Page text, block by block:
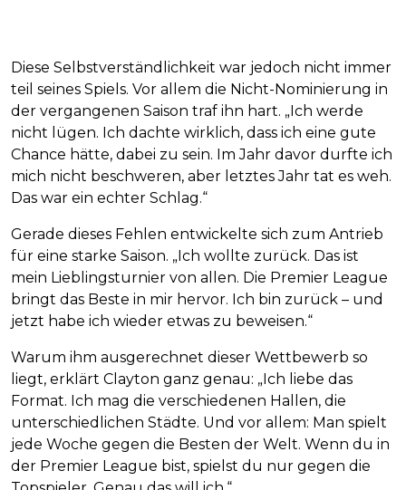
Diese Selbstverständlichkeit war jedoch nicht immer
teil seines Spiels. Vor allem die Nicht-Nominierung in
der vergangenen Saison traf ihn hart. „Ich werde
nicht lügen. Ich dachte wirklich, dass ich eine gute
Chance hätte, dabei zu sein. Im Jahr davor durfte ich
mich nicht beschweren, aber letztes Jahr tat es weh.
Das war ein echter Schlag.“
Gerade dieses Fehlen entwickelte sich zum Antrieb
für eine starke Saison. „Ich wollte zurück. Das ist
mein Lieblingsturnier von allen. Die Premier League
bringt das Beste in mir hervor. Ich bin zurück – und
jetzt habe ich wieder etwas zu beweisen.“
Warum ihm ausgerechnet dieser Wettbewerb so
liegt, erklärt Clayton ganz genau: „Ich liebe das
Format. Ich mag die verschiedenen Hallen, die
unterschiedlichen Städte. Und vor allem: Man spielt
jede Woche gegen die Besten der Welt. Wenn du in
der Premier League bist, spielst du nur gegen die